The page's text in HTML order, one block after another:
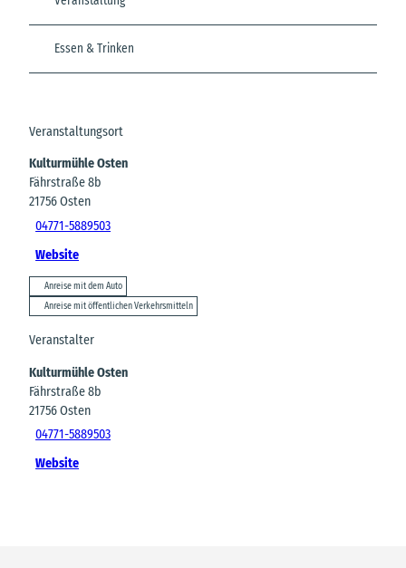
Essen & Trinken
Veranstaltungsort
Kulturmühle Osten
Fährstraße 8b
21756Osten
04771-5889503
Website
Anreise mit dem Auto
Anreise mit öffentlichen Verkehrsmitteln
Veranstalter
Kulturmühle Osten
Fährstraße 8b
21756Osten
04771-5889503
Website